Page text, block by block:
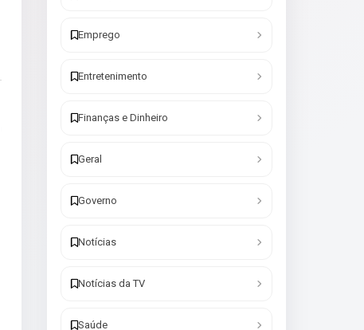
Emprego
Entretenimento
Finanças e Dinheiro
Geral
Governo
Notícias
Notícias da TV
Saúde